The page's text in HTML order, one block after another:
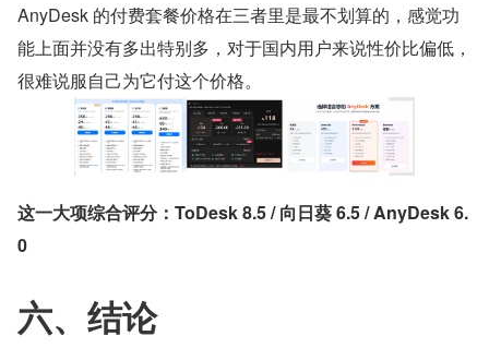
AnyDesk 的付费套餐价格在三者里是最不划算的，感觉功
能上面并没有多出特别多，对于国内用户来说性价比偏低，
很难说服自己为它付这个价格。
这一大项综合评分：ToDesk 8.5 / 向日葵 6.5 / AnyDesk 6.
0
六、结论